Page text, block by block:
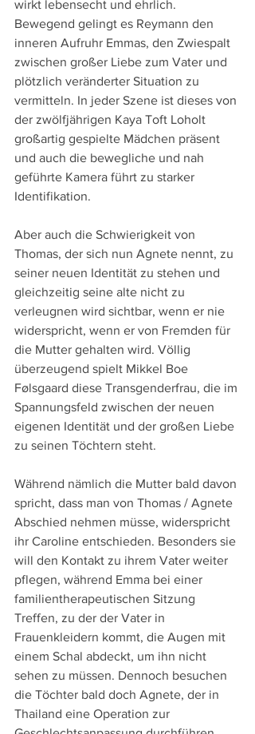
wirkt lebensecht und ehrlich.
Bewegend gelingt es Reymann den
inneren Aufruhr Emmas, den Zwiespalt
zwischen großer Liebe zum Vater und
plötzlich veränderter Situation zu
vermitteln. In jeder Szene ist dieses von
der zwölfjährigen Kaya Toft Loholt
großartig gespielte Mädchen präsent
und auch die bewegliche und nah
geführte Kamera führt zu starker
Identifikation.
Aber auch die Schwierigkeit von
Thomas, der sich nun Agnete nennt, zu
seiner neuen Identität zu stehen und
gleichzeitig seine alte nicht zu
verleugnen wird sichtbar, wenn er nie
widerspricht, wenn er von Fremden für
die Mutter gehalten wird. Völlig
überzeugend spielt Mikkel Boe
Følsgaard diese Transgenderfrau, die im
Spannungsfeld zwischen der neuen
eigenen Identität und der großen Liebe
zu seinen Töchtern steht.
Während nämlich die Mutter bald davon
spricht, dass man von Thomas / Agnete
Abschied nehmen müsse, widerspricht
ihr Caroline entschieden. Besonders sie
will den Kontakt zu ihrem Vater weiter
pflegen, während Emma bei einer
familientherapeutischen Sitzung
Treffen, zu der der Vater in
Frauenkleidern kommt, die Augen mit
einem Schal abdeckt, um ihn nicht
sehen zu müssen. Dennoch besuchen
die Töchter bald doch Agnete, der in
Thailand eine Operation zur